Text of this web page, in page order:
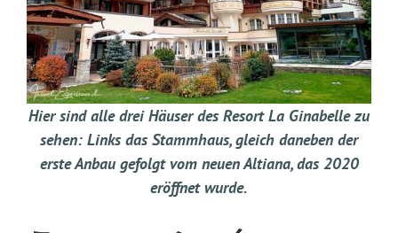
Hier sind alle drei Häuser des Resort La Ginabelle zu
sehen: Links das Stammhaus, gleich daneben der
erste Anbau gefolgt vom neuen Altiana, das 2020
eröffnet wurde.